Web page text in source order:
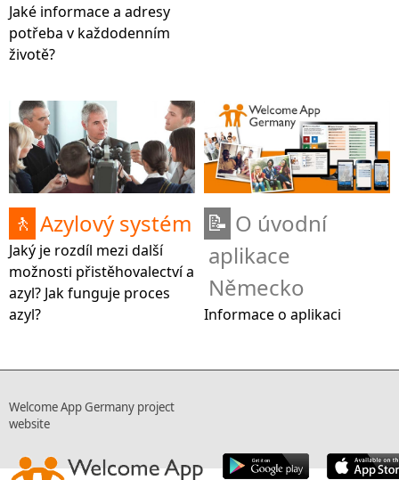
Jaké informace a adresy
potřeba v každodenním
životě?
🚶 Azylový systém
Jaký je rozdíl mezi další
možnosti přistěhovalectví a
azyl? Jak funguje proces
azyl?
📝 O úvodní
aplikace
Německo
Informace o aplikaci
Welcome App Germany project
website